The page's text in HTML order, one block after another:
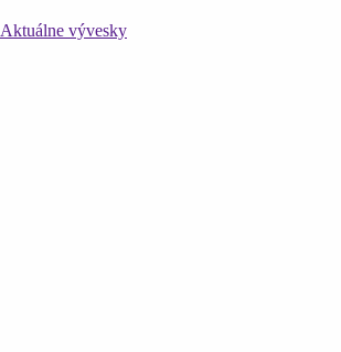
Aktuálne vývesky